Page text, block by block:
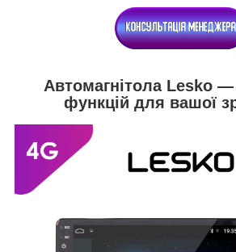
Автомагнітола Lesko
функцій для вашої